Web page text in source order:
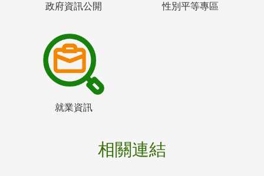
政府資訊公開 性別平等專區
就業資訊
相關連結